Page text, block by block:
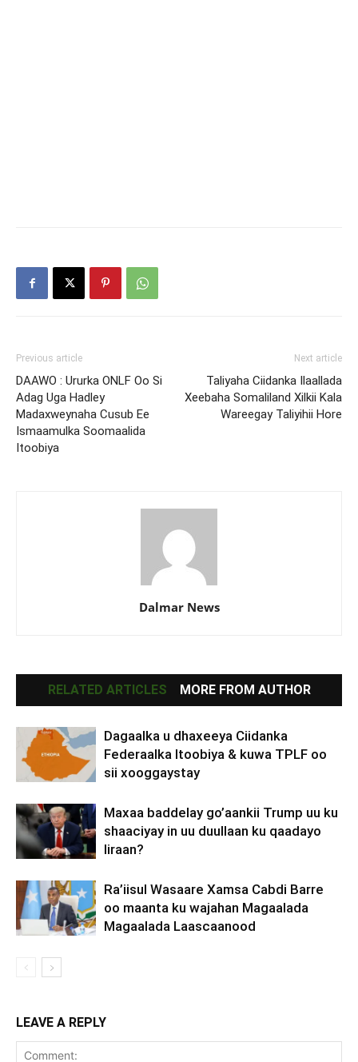
Previous article
DAAWO : Ururka ONLF Oo Si
Adag Uga Hadley
Madaxweynaha Cusub Ee
Ismaamulka Soomaalida
Itoobiya
Next article
Taliyaha Ciidanka Ilaallada
Xeebaha Somaliland Xilkii Kala
Wareegay Taliyihii Hore
Dalmar News
RELATED ARTICLES MORE FROM AUTHOR
Dagaalka u dhaxeeya Ciidanka
Federaalka Itoobiya & kuwa TPLF oo
sii xooggaystay
Maxaa baddelay go’aankii Trump uu ku
shaaciyay in uu duullaan ku qaadayo
Iiraan?
Ra’iisul Wasaare Xamsa Cabdi Barre
oo maanta ku wajahan Magaalada
Magaalada Laascaanood
LEAVE A REPLY